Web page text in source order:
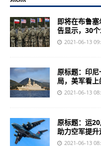
即将在布鲁
告显示，30
2021-06-13
原标题：印
局，美军看
2021-06-13
原标题：运
助力空军提
2021-06-13